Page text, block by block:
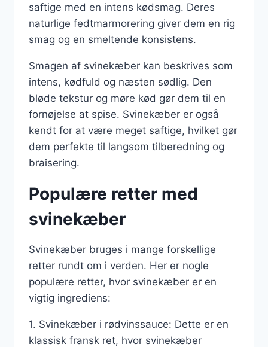
saftige med en intens kødsmag. Deres
naturlige fedtmarmorering giver dem en rig
smag og en smeltende konsistens.
Smagen af svinekæber kan beskrives som
intens, kødfuld og næsten sødlig. Den
bløde tekstur og møre kød gør dem til en
fornøjelse at spise. Svinekæber er også
kendt for at være meget saftige, hvilket gør
dem perfekte til langsom tilberedning og
braisering.
Populære retter med
svinekæber
Svinekæber bruges i mange forskellige
retter rundt om i verden. Her er nogle
populære retter, hvor svinekæber er en
vigtig ingrediens:
1. Svinekæber i rødvinssauce: Dette er en
klassisk fransk ret, hvor svinekæber